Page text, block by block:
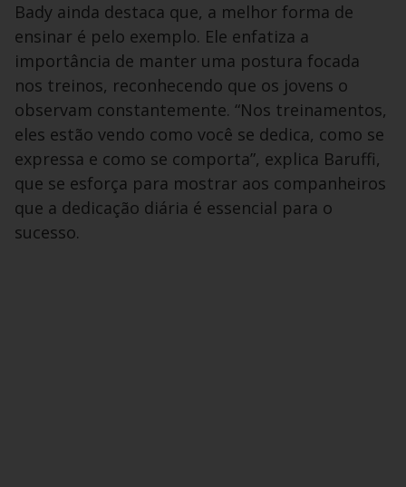
Bady ainda destaca que, a melhor forma de
ensinar é pelo exemplo. Ele enfatiza a
importância de manter uma postura focada
nos treinos, reconhecendo que os jovens o
observam constantemente. “Nos treinamentos,
eles estão vendo como você se dedica, como se
expressa e como se comporta”, explica Baruffi,
que se esforça para mostrar aos companheiros
que a dedicação diária é essencial para o
sucesso.